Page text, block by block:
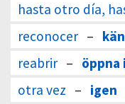
hasta otro día,
reconocer –
reabrir – öppna
otra vez – igen